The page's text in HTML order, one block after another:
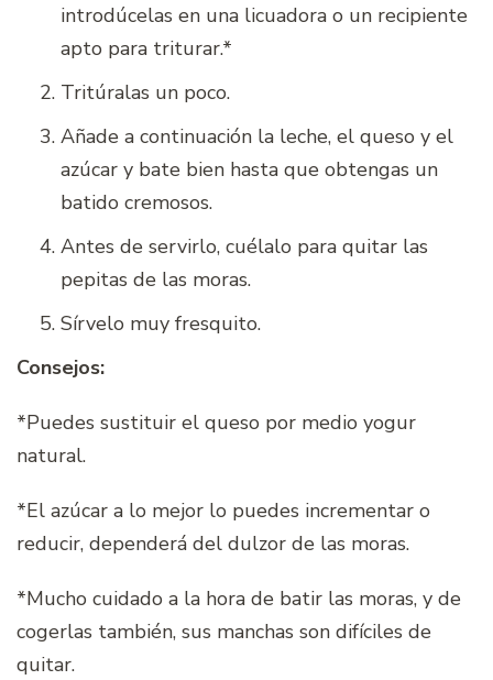
introdúcelas en una licuadora o un recipiente
apto para triturar.*
Tritúralas un poco.
Añade a continuación la leche, el queso y el
azúcar y bate bien hasta que obtengas un
batido cremosos.
Antes de servirlo, cuélalo para quitar las
pepitas de las moras.
Sírvelo muy fresquito.
Consejos:
*Puedes sustituir el queso por medio yogur
natural.
*El azúcar a lo mejor lo puedes incrementar o
reducir, dependerá del dulzor de las moras.
*Mucho cuidado a la hora de batir las moras, y de
cogerlas también, sus manchas son difíciles de
quitar.